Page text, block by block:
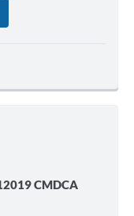
CMDCA